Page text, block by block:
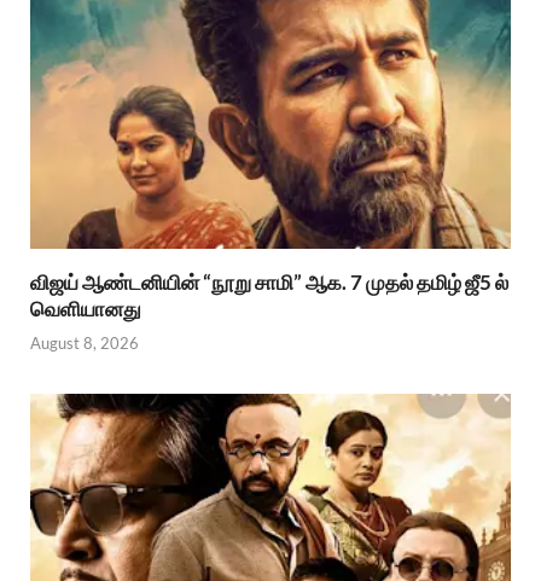
விஜய் ஆண்டனியின் “நூறு சாமி” ஆக. 7 முதல் தமிழ் ஜீ5 ல்
வெளியானது
August 8, 2026